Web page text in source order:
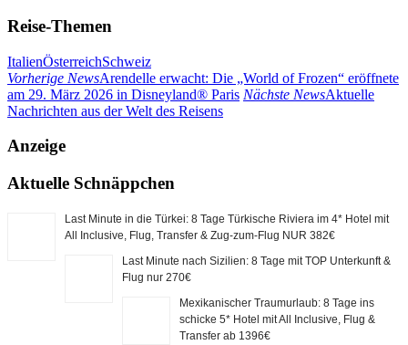
Reise-Themen
ItalienÖsterreichSchweiz
Vorherige NewsArendelle erwacht: Die „World of Frozen“ eröffnete
am 29. März 2026 in Disneyland® Paris Nächste NewsAktuelle
Nachrichten aus der Welt des Reisens
Anzeige
Aktuelle Schnäppchen
Last Minute in die Türkei: 8 Tage Türkische Riviera im 4* Hotel mit
All Inclusive, Flug, Transfer & Zug-zum-Flug NUR 382€
Last Minute nach Sizilien: 8 Tage mit TOP Unterkunft &
Flug nur 270€
Mexikanischer Traumurlaub: 8 Tage ins
schicke 5* Hotel mit All Inclusive, Flug &
Transfer ab 1396€